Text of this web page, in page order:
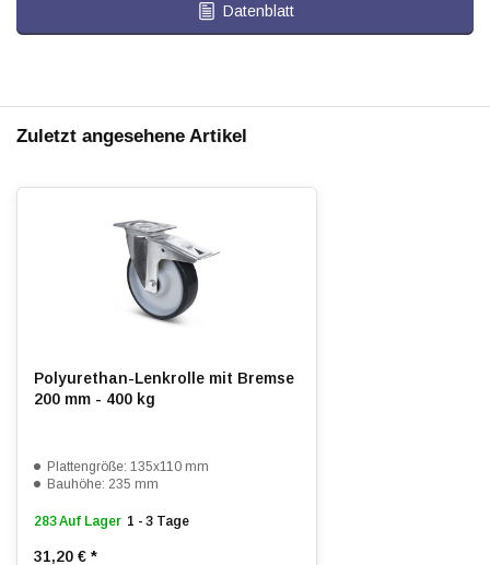
Datenblatt
Zuletzt angesehene Artikel
Polyurethan-Lenkrolle mit Bremse
200 mm - 400 kg
Plattengröße: 135x110 mm
Bauhöhe: 235 mm
283 Auf Lager 1 - 3 Tage
31,20 € *